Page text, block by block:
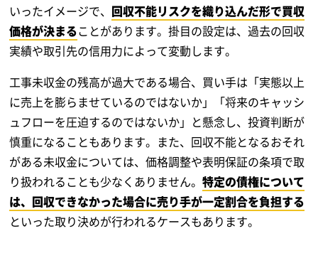
いったイメージで、 回収不能リスクを織り込んだ形で買収
価格が決まることがあります。掛目の設定は、過去の回収
実績や取引先の信用力によって変動します。
工事未収金の残高が過大である場合、買い手は「実態以上
に売上を膨らませているのではないか」「将来のキャッシ
ュフローを圧迫するのではないか」と懸念し、投資判断が
慎重になることもあります。また、回収不能となるおそれ
がある未収金については、価格調整や表明保証の条項で取
り扱われることも少なくありません。特定の債権について
は、回収できなかった場合に売り手が一定割合を負担する
といった取り決めが行われるケースもあります。